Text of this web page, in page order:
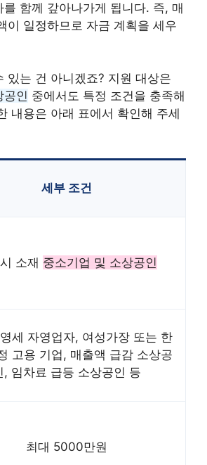
함께 갚아나가게 됩니다. 즉, 매
이 일정하므로 자금 계획을 세우
있는 건 아니겠죠? 지원 대상은
공인 중에서도 특정 조건을 충족해
내용은 아래 표에서 확인해 주세
세부 조건
소재 중소기업 및 소상공인
세 자영업자, 여성가장 또는 한
고용 기업, 매출액 급감 소상공
, 임차료 급등 소상공인 등
최대 5000만원